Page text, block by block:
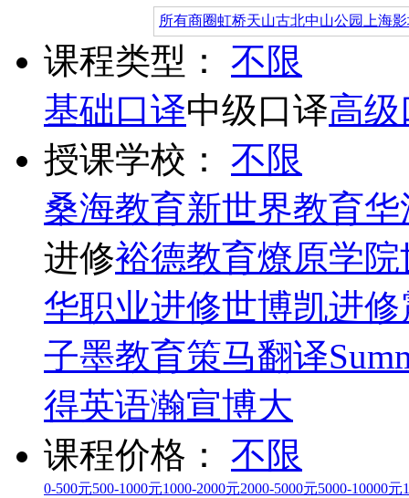
所有商圈虹桥天山古北中山公园 上海
课程类型：
不限
基础口译中级口译高
授课学校：
不限
桑海教育新世界教育华
进修裕德教育燎原学院
华职业进修世博凯进修
子墨教育策马翻译
得英语瀚宣博大
课程价格：
不限
0-500元500-1000元1000-2000元2000-5000元5000-10000元